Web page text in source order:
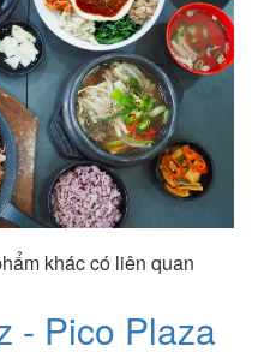
khác có liên quan
- Pico Plaza